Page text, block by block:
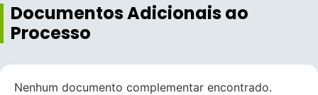
Documentos Adicionais ao
Processo
Nenhum documento complementar encontrado.